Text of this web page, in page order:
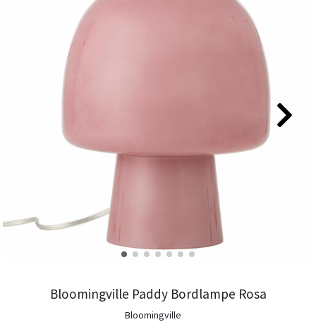
Bloomingville Paddy Bordlampe Rosa
Bloomingville